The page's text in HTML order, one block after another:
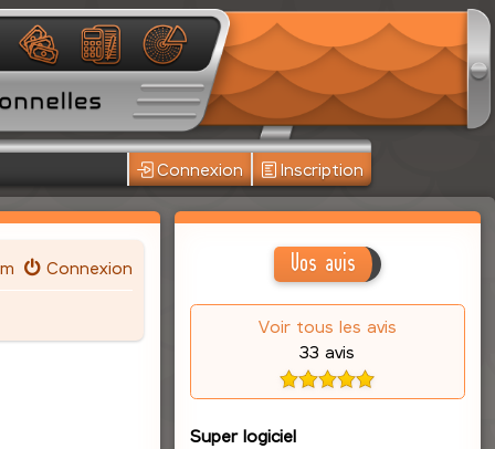
Connexion Inscription
Connexion Vos avis
Voir tous les avis
33 avis
Super logiciel